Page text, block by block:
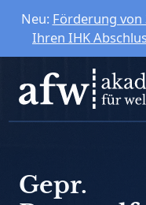
Neu: Förderung von
Ihren IHK
Gepr.